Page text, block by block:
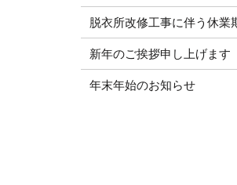
脱衣所改修工事に伴う休業
新年のご挨拶申し上げます
年末年始のお知らせ